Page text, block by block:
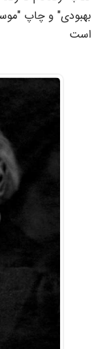
بهبودی" و چاپ
است